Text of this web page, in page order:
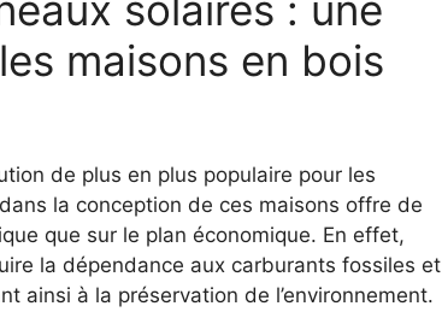
maisons en bois
de plus en plus populaire⁤ pour‍ les
la‍ conception de ces maisons offre de
‍que sur ​le plan économique. ⁢En effet,
⁤la dépendance aux carburants fossiles et
ainsi à la préservation de l’environnement.